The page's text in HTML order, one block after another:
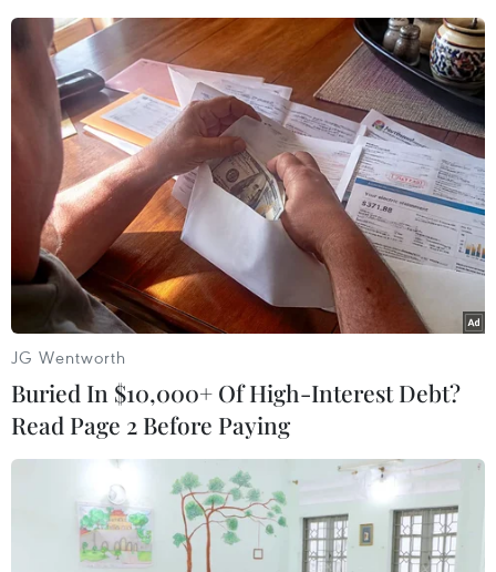
#Điều hòa nhiệt độ #Động đất
#Sóng thần
#Solomons
#Núi lửa phun trào #7
#7 độ Richter
#Tâm chấn động đất
Solomon
Theo dõi VietnamPlus
TIN LIÊN QUAN
JG Wentworth
Buried In $10,000+ Of High-Interest Debt?
Read Page 2 Before Paying